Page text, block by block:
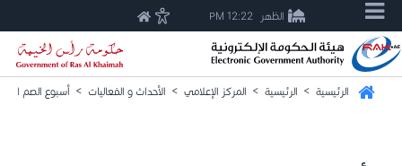
الظهر 12:22 PM
الرئيسية > الرئيسية > المركز الإعلامي > الأحداث و الفعاليات > أسبوع الصم